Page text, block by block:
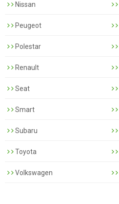
Nissan
Peugeot
Polestar
Renault
Seat
Smart
Subaru
Toyota
Volkswagen